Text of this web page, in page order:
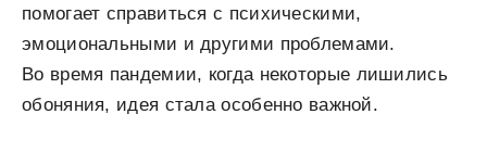
помогает справиться с психическими,
эмоциональными и другими проблемами.
Во время пандемии, когда некоторые лишились
обоняния, идея стала особенно важной.